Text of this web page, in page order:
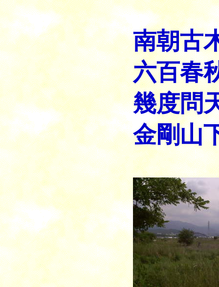
菊
南朝古
六百春
幾度問
金剛山